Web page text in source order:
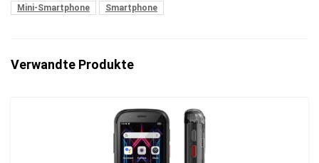
Mini-Smartphone Smartphone
Verwandte Produkte